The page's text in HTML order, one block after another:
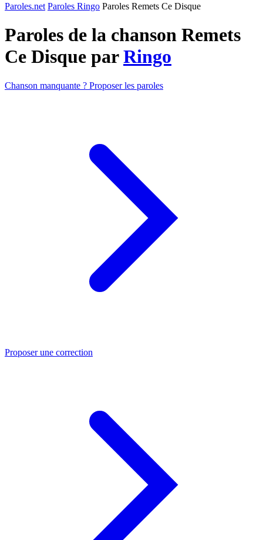
Paroles.net Paroles Ringo Paroles Remets Ce Disque
Paroles de la chanson Remets
Ce Disque parRingo
Chanson manquante ? Proposer les paroles
Proposer une correction